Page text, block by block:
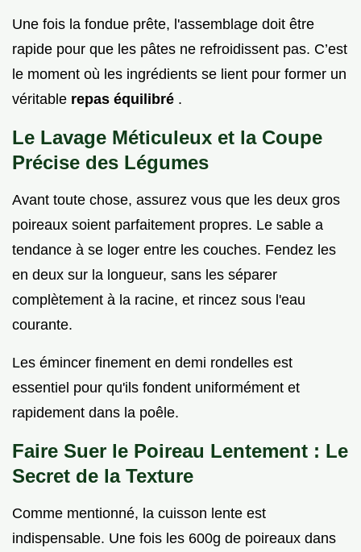
Une fois la fondue prête, l'assemblage doit être
rapide pour que les pâtes ne refroidissent pas. C’est
le moment où les ingrédients se lient pour former un
véritable repas équilibré .
Le Lavage Méticuleux et la Coupe
Précise des Légumes
Avant toute chose, assurez vous que les deux gros
poireaux soient parfaitement propres. Le sable a
tendance à se loger entre les couches. Fendez les
en deux sur la longueur, sans les séparer
complètement à la racine, et rincez sous l'eau
courante.
Les émincer finement en demi rondelles est
essentiel pour qu'ils fondent uniformément et
rapidement dans la poêle.
Faire Suer le Poireau Lentement : Le
Secret de la Texture
Comme mentionné, la cuisson lente est
indispensable. Une fois les 600g de poireaux dans